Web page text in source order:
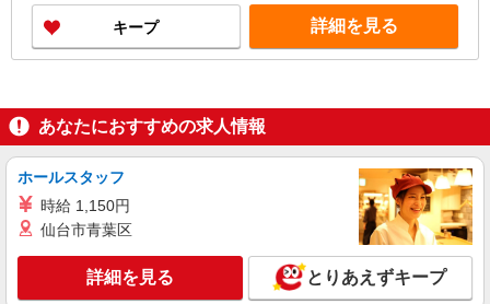
社規定あり
キープ 詳細を見る
あなたにおすすめの求人情報
ホールスタッフ
時給 1,150円
仙台市青葉区
詳細を見る とりあえずキープ